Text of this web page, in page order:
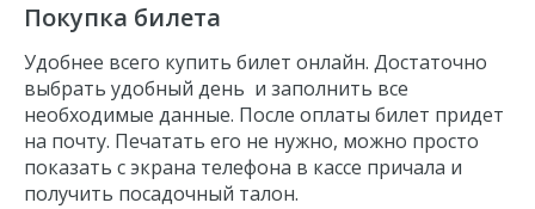
Покупка билета
Удобнее всего купить билет онлайн. Достаточно
выбрать удобный день и заполнить все
необходимые данные. После оплаты билет придет
на почту. Печатать его не нужно, можно просто
показать с экрана телефона в кассе причала и
получить посадочный талон.